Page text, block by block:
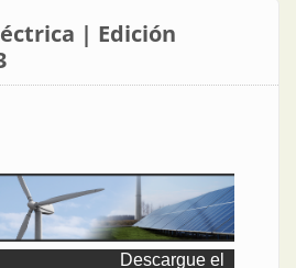
| Edición
Descargue el